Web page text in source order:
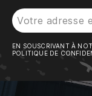
EN SOUSCRIVANT À
POLITIQUE DE